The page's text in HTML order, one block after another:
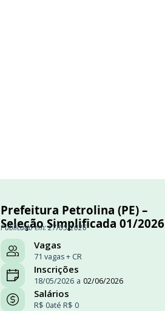
Prefeitura Petrolina (PE) –
Seleção Simplificada 01/2026
Publicado em: 27/05/2026
Vagas
71 vagas + CR
Inscrições
18/05/2026 a 02/06/2026
Salários
R$ 0até R$ 0